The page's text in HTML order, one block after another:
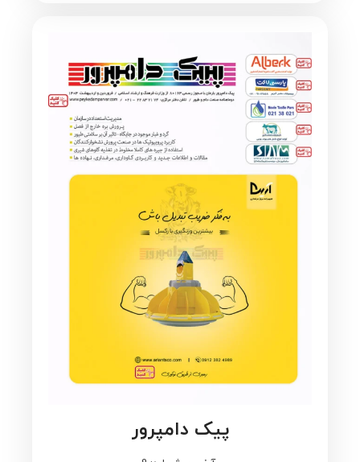
پیک دامپرور